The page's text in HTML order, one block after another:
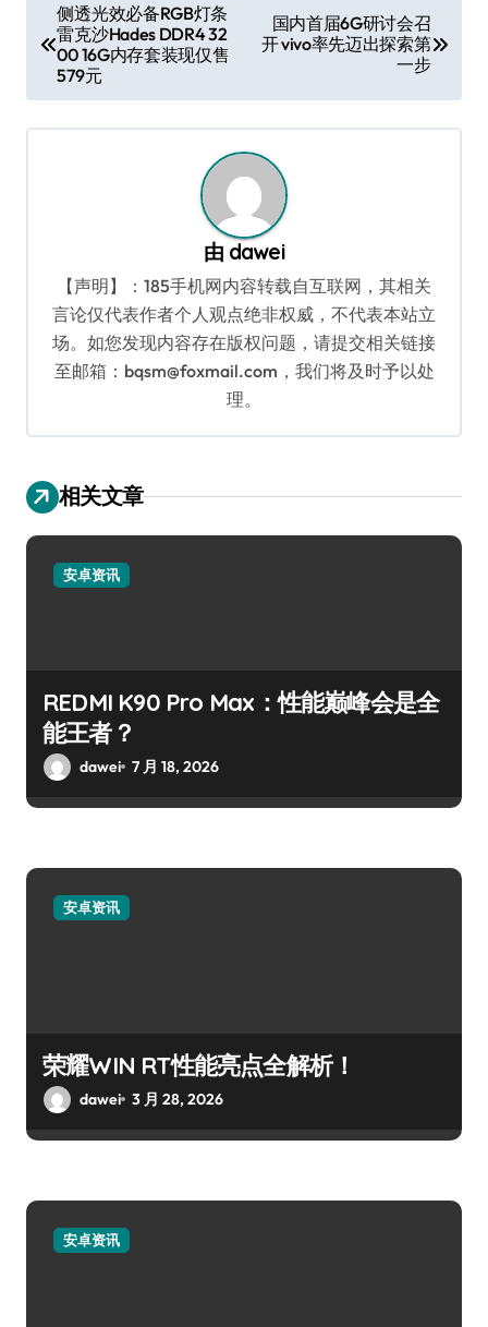
章
侧透光效必备RGB灯条
雷克沙Hades DDR4 32
00 16G内存套装现仅售
579元
国内首届6G研讨会召
开 vivo率先迈出探索第
一步
由 dawei
【声明】：185手机网内容转载自互联网，其相关
言论仅代表作者个人观点绝非权威，不代表本站立
场。如您发现内容存在版权问题，请提交相关链接
至邮箱：bqsm@foxmail.com，我们将及时予以处
理。
相关文章
安卓资讯
REDMI K90 Pro Max：性能巅峰会是全
能王者？
dawei 7 月 18, 2026
安卓资讯
荣耀WIN RT性能亮点全解析！
dawei 3 月 28, 2026
安卓资讯